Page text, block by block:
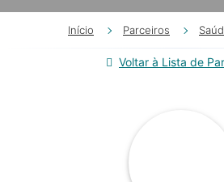
Início Parceiros
Voltar à Lista de